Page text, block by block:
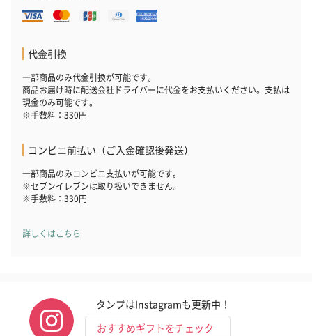
代金引換
一部商品のみ代金引換が可能です。
商品お届け時に配送会社ドライバーに代金をお支払いください。支払は
現金のみ可能です。
※手数料：330円
コンビニ前払い（ご入金確認後発送）
一部商品のみコンビニ支払いが可能です。
※セブンイレブンは取り扱いできません。
※手数料：330円
詳しくはこちら
タンプはInstagramも更新中！
おすすめギフトをチェック